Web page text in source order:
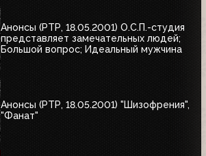
Анонсы (РТР, 18.05.2001) О.С.П.-студия
представляет замечательных людей;
Большой вопрос; Идеальный мужчина
Анонсы (РТР, 18.05.2001) "Шизофрения",
"Фанат"